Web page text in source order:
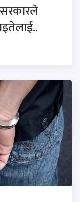
सरकारले